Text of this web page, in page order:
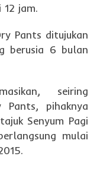
jam.
Pants ditujukan
berusia 6 bulan
seiring
Pants, pihaknya
Senyum Pagi
mulai